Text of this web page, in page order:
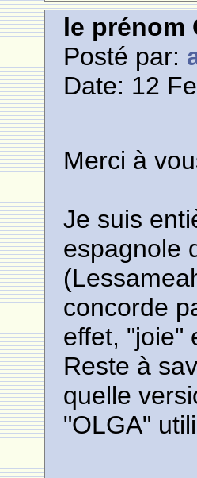
le prénom
Posté par:
Date: 12
Merci à
Je suis
espagnole
concorde
effet, "joie"
Reste à
quelle
"OLGA"